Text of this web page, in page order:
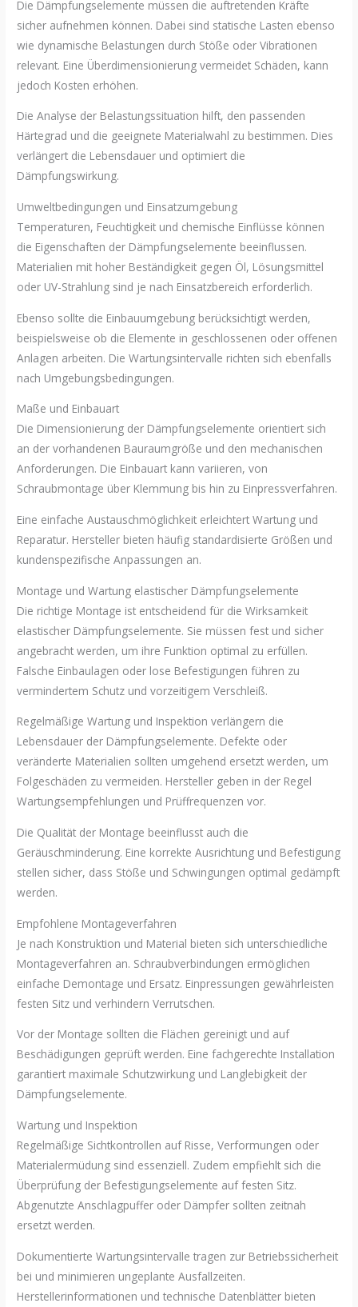
Die Dämpfungselemente müssen die auftretenden Kräfte
sicher aufnehmen können. Dabei sind statische Lasten ebenso
wie dynamische Belastungen durch Stöße oder Vibrationen
relevant. Eine Überdimensionierung vermeidet Schäden, kann
jedoch Kosten erhöhen.
Die Analyse der Belastungssituation hilft, den passenden
Härtegrad und die geeignete Materialwahl zu bestimmen. Dies
verlängert die Lebensdauer und optimiert die
Dämpfungswirkung.
Umweltbedingungen und Einsatzumgebung
Temperaturen, Feuchtigkeit und chemische Einflüsse können
die Eigenschaften der Dämpfungselemente beeinflussen.
Materialien mit hoher Beständigkeit gegen Öl, Lösungsmittel
oder UV-Strahlung sind je nach Einsatzbereich erforderlich.
Ebenso sollte die Einbauumgebung berücksichtigt werden,
beispielsweise ob die Elemente in geschlossenen oder offenen
Anlagen arbeiten. Die Wartungsintervalle richten sich ebenfalls
nach Umgebungsbedingungen.
Maße und Einbauart
Die Dimensionierung der Dämpfungselemente orientiert sich
an der vorhandenen Bauraumgröße und den mechanischen
Anforderungen. Die Einbauart kann variieren, von
Schraubmontage über Klemmung bis hin zu Einpressverfahren.
Eine einfache Austauschmöglichkeit erleichtert Wartung und
Reparatur. Hersteller bieten häufig standardisierte Größen und
kundenspezifische Anpassungen an.
Montage und Wartung elastischer Dämpfungselemente
Die richtige Montage ist entscheidend für die Wirksamkeit
elastischer Dämpfungselemente. Sie müssen fest und sicher
angebracht werden, um ihre Funktion optimal zu erfüllen.
Falsche Einbaulagen oder lose Befestigungen führen zu
vermindertem Schutz und vorzeitigem Verschleiß.
Regelmäßige Wartung und Inspektion verlängern die
Lebensdauer der Dämpfungselemente. Defekte oder
veränderte Materialien sollten umgehend ersetzt werden, um
Folgeschäden zu vermeiden. Hersteller geben in der Regel
Wartungsempfehlungen und Prüffrequenzen vor.
Die Qualität der Montage beeinflusst auch die
Geräuschminderung. Eine korrekte Ausrichtung und Befestigung
stellen sicher, dass Stöße und Schwingungen optimal gedämpft
werden.
Empfohlene Montageverfahren
Je nach Konstruktion und Material bieten sich unterschiedliche
Montageverfahren an. Schraubverbindungen ermöglichen
einfache Demontage und Ersatz. Einpressungen gewährleisten
festen Sitz und verhindern Verrutschen.
Vor der Montage sollten die Flächen gereinigt und auf
Beschädigungen geprüft werden. Eine fachgerechte Installation
garantiert maximale Schutzwirkung und Langlebigkeit der
Dämpfungselemente.
Wartung und Inspektion
Regelmäßige Sichtkontrollen auf Risse, Verformungen oder
Materialermüdung sind essenziell. Zudem empfiehlt sich die
Überprüfung der Befestigungselemente auf festen Sitz.
Abgenutzte Anschlagpuffer oder Dämpfer sollten zeitnah
ersetzt werden.
Dokumentierte Wartungsintervalle tragen zur Betriebssicherheit
bei und minimieren ungeplante Ausfallzeiten.
Herstellerinformationen und technische Datenblätter bieten